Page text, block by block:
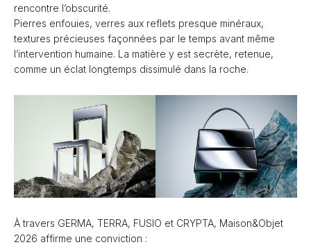
rencontre l’obscurité.
Pierres enfouies, verres aux reflets presque minéraux,
textures précieuses façonnées par le temps avant même
l’intervention humaine. La matière y est secrète, retenue,
comme un éclat longtemps dissimulé dans la roche.
À travers GERMA, TERRA, FUSIO et CRYPTA, Maison&Objet
2026 affirme une conviction :